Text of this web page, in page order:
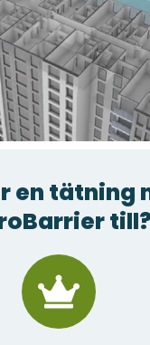
en tätning
till?